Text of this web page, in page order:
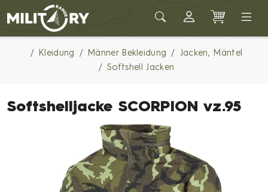
Army shop MILITARY RANGE
Kleidung Männer Bekleidung
Jacken, Mäntel
Softshell Jacken
Softshelljacke SCORPION vz.95